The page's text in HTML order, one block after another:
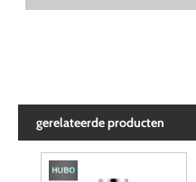
gerelateerde producten